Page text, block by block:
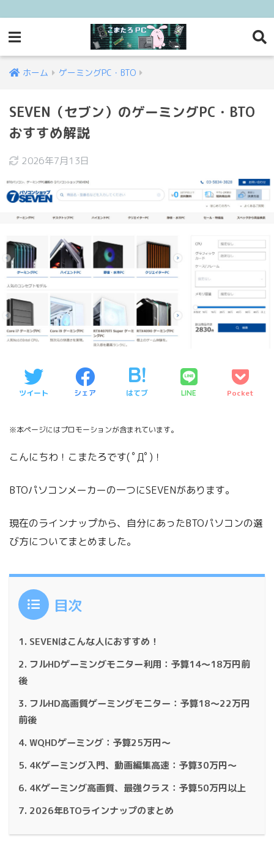
ホーム ゲーミングPC・BTO
SEVEN（セブン）のゲーミングPC・BTO
おすすめ解説
2026年7月13日
ツイート シェア はてブ LINE Pocket
※本ページにはプロモーションが含まれています。
こんにちわ！こまたろです( ﾟДﾟ)！
BTOパソコンメーカーの一つにSEVENがあります。
現在のラインナップから、自分にあったBTOパソコンの選
び方についてまとめました。
目次
SEVENはこんな人におすすめ！
フルHDゲーミングモニター利用：予算14～18万円前
後
フルHD高画質ゲーミングモニター：予算18～22万円
前後
WQHDゲーミング：予算25万円～
4Kゲーミング入門、動画編集高速：予算30万円～
4Kゲーミング高画質、最強クラス：予算50万円以上
2026年BTOラインナップのまとめ